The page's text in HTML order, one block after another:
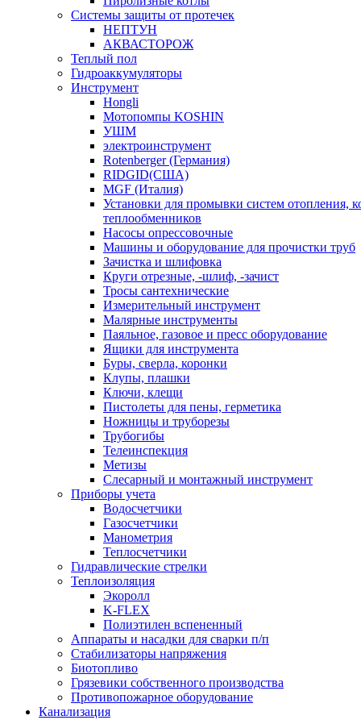
Системы защиты от протечек
НЕПТУН
АКВАСТОРОЖ
Теплый пол
Гидроаккумуляторы
Инструмент
Hongli
Мотопомпы KOSHIN
УШМ
электроинструмент
Rotenberger (Германия)
RIDGID(США)
MGF (Италия)
Установки для промывки систем отопления,
теплообменников
Насосы опрессовочные
Машины и оборудование для прочистки труб
Зачистка и шлифовка
Круги отрезные, -шлиф, -зачист
Тросы сантехнические
Измерительный инструмент
Малярные инструменты
Паяльное, газовое и пресс оборудование
Ящики для инструмента
Буры, сверла, коронки
Клупы, плашки
Ключи, клещи
Пистолеты для пены, герметика
Ножницы и труборезы
Трубогибы
Телеинспекция
Метизы
Слесарный и монтажный инструмент
Приборы учета
Водосчетчики
Газосчетчики
Манометрия
Теплосчетчики
Гидравлические стрелки
Теплоизоляция
Экоролл
K-FLEX
Полиэтилен вспененный
Аппараты и насадки для сварки п/п
Стабилизаторы напряжения
Биотопливо
Грязевики собственного производства
Противопожарное оборудование
Канализация